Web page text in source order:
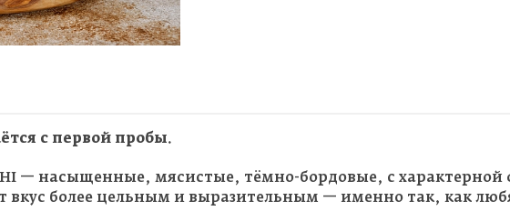
с первой пробы.
— насыщенные, мясистые, тёмно-бордовые, с характерной
вкус более цельным и выразительным — именно так, как